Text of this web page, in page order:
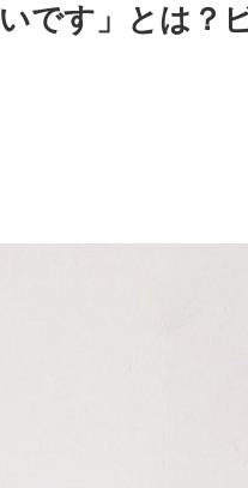
です」とは？